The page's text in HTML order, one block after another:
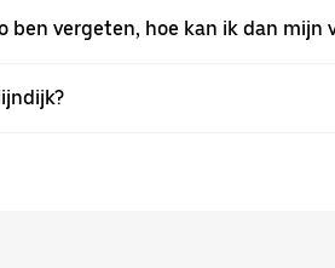
ben vergeten, hoe kan ik dan